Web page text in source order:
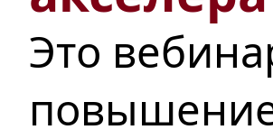
Это